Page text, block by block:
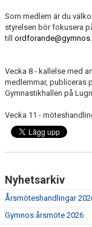
Som medlem är du
styrelsen bör fokusera
till
Vecka 8 - kallelse med
medlemmar, publiceras
Gymnastikhallen på
Vecka 11 -
Nyhetsarkiv
Årsmöteshandlingar
Gymnos årsmöte 2026